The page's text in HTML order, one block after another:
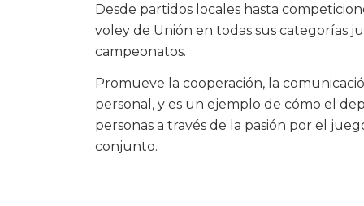
Desde partidos locales hasta
voley de Unión en todas sus categorías
campeonatos.
Promueve la cooperación, la
personal, y es un ejemplo de cómo el
personas a través de la pasión por el
conjunto.